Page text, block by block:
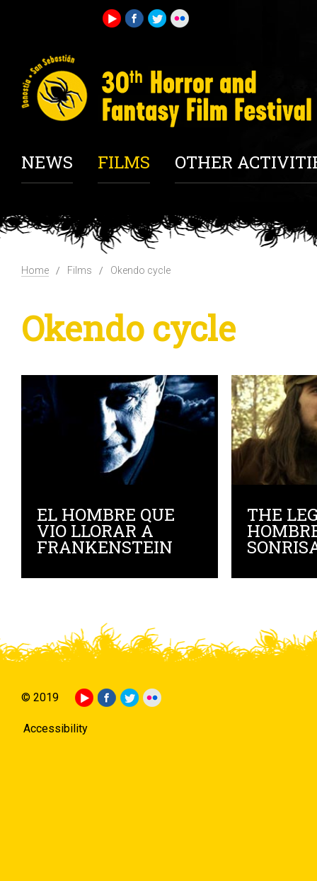
NEWS FILMS OTHER
Home Films Okendo cycle
Okendo cycle
EL HOMBRE QUE
VIO LLORAR A
FRANKENSTEIN
THE
© 2019
Accessibility